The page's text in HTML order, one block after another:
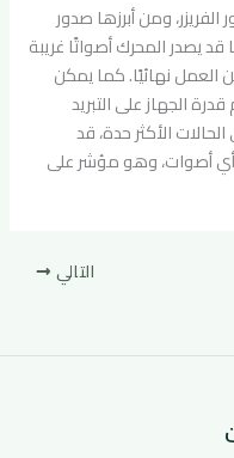
ومن أبرزها صدور
يصدر المحرك أصواتًا غريبة
العمل نهائيًا. كما يمكن
الجهاز على التبريد
الأكثر حدة، قد
أي أصوات، وهو مؤشر على
التالي